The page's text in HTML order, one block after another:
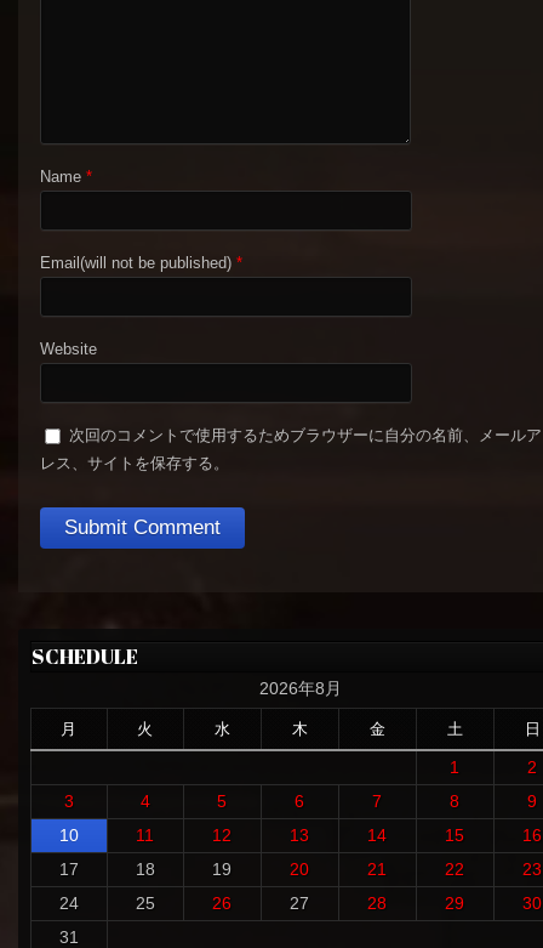
Name *
Email(will not be published) *
Website
次回のコメントで使用するためブラウザーに自分の名前、メール
レス、サイトを保存する。
SCHEDULE
2026年8月
月 火 水 木 金 土 日
1
2
3
4 5 6 7 8
9
10
11 12 13 14 15
16
17
18 19 20 21 22
23
24
25 26 27 28 29
30
31